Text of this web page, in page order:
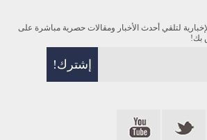
لتلقي أحدث الأخبار ومقالات حصرية مباشرة على
بك!